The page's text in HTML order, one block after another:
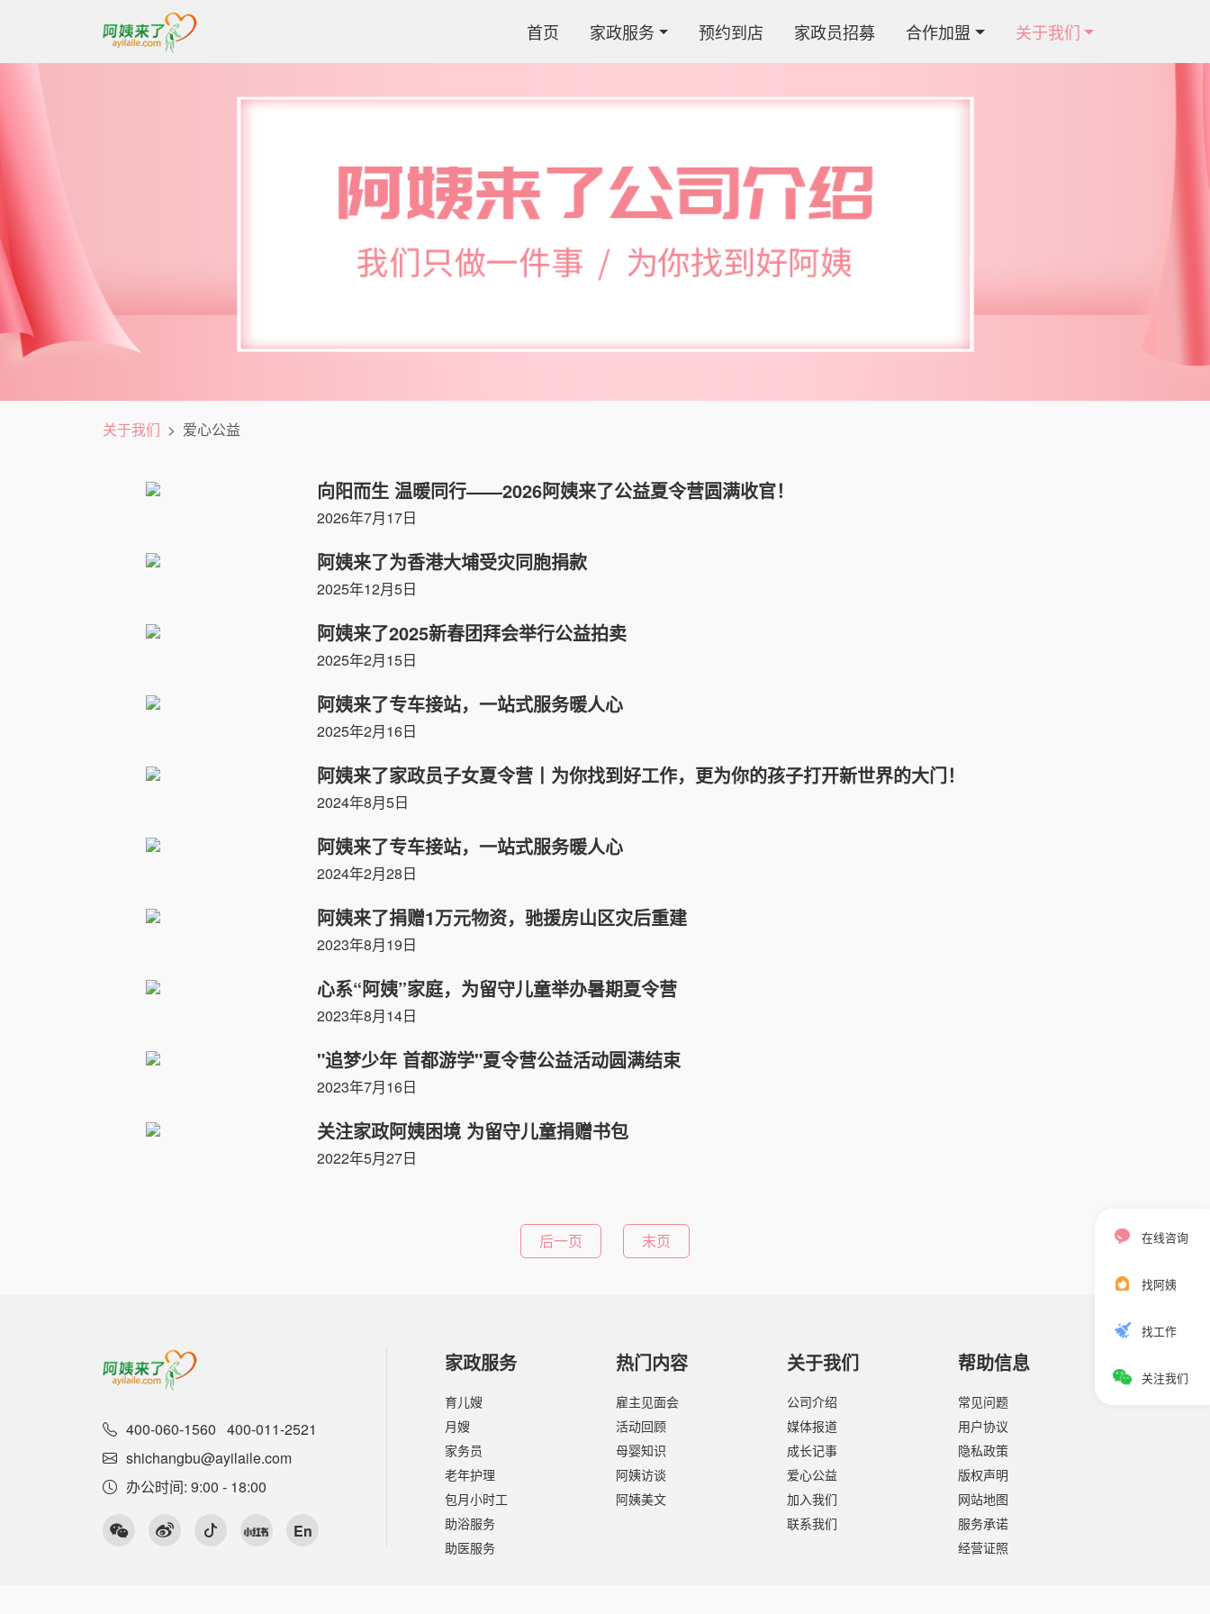
首页 家政服务 预约到店 家政员招募 合作加盟 关于我们
关于我们 爱心公益
向阳而生 温暖同行——2026阿姨来了公益夏令营圆满收官！
2026年7月17日
阿姨来了为香港大埔受灾同胞捐款
2025年12月5日
阿姨来了2025新春团拜会举行公益拍卖
2025年2月15日
阿姨来了专车接站，一站式服务暖人心
2025年2月16日
阿姨来了家政员子女夏令营丨为你找到好工作，更为你的孩子打开新世界的大门！
2024年8月5日
阿姨来了专车接站，一站式服务暖人心
2024年2月28日
阿姨来了捐赠1万元物资，驰援房山区灾后重建
2023年8月19日
心系“阿姨”家庭，为留守儿童举办暑期夏令营
2023年8月14日
"追梦少年 首都游学"夏令营公益活动圆满结束
2023年7月16日
关注家政阿姨困境 为留守儿童捐赠书包
2022年5月27日
后一页 末页
400-060-1560 400-011-2521
shichangbu@ayilaile.com
办公时间: 9:00 - 18:00
En
家政服务
育儿嫂
月嫂
家务员
老年护理
包月小时工
助浴服务
助医服务
热门内容
雇主见面会
活动回顾
母婴知识
阿姨访谈
阿姨美文
关于我们
公司介绍
媒体报道
成长记事
爱心公益
加入我们
联系我们
帮助信息
常见问题
用户协议
隐私政策
版权声明
网站地图
服务承诺
经营证照
在线咨询
找阿姨
找工作
关注我们